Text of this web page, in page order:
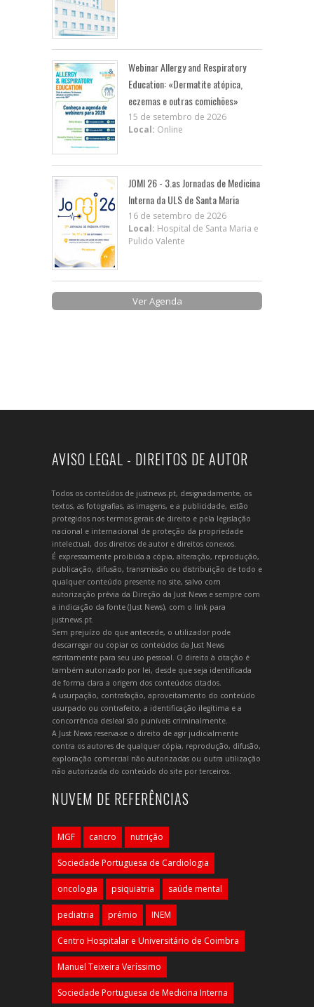
Webinar Allergy and Respiratory
Education: «Dermatite atópica,
eczemas e outras comichões»
15 de setembro de 2026
Local: Online
JOMI 26 - 3.as Jornadas de Medicina
Interna da ULS de Santa Maria
16 de setembro de 2026
Local: Hospital de Santa Maria e
Pulido Valente
Ver Agenda
AVISO LEGAL - DIREITOS DE AUTOR
Todos os conteúdos de justnews.pt, designadamente, os
textos, as fotografias, as imagens, e a publicidade, estão
protegidos nos termos gerais de direito e pela legislação
nacional e internacional de proteção da propriedade
intelectual, dos direitos de autor e direitos conexos.
É expressamente proibida a cópia, alteração, reprodução,
publicação, difusão, transmissão ou distribuição de todo e
qualquer conteúdo presente no site, salvo com
autorização prévia da Direção da Just News e sempre com
a indicação da fonte (Just News), com o link para
justnews.pt.
Sem prejuízo do que antecede, o utilizador pode
descarregar ou copiar os conteúdos da Just News
estritamente para seu uso pessoal. O direito à citação é
também autorizado por lei, desde que seja identificada
de forma clara a origem dos conteúdos citados.
A usurpação, contrafação, aproveitamento do conteúdo
usurpado ou contrafeito, a identificação ilegítima e a
concorrência desleal são puníveis criminalmente.
A Just News reserva-se o direito de agir judicialmente
contra os autores de qualquer cópia, reprodução, difusão,
exploração comercial não autorizadas ou outra utilização
não autorizada do conteúdo do site por terceiros.
NUVEM DE REFERÊNCIAS
MGF cancro nutrição
Sociedade Portuguesa de Cardiologia
oncologia psiquiatria saúde mental
pediatria prémio INEM
Centro Hospitalar e Universitário de Coimbra
Manuel Teixeira Veríssimo
Sociedade Portuguesa de Medicina Interna